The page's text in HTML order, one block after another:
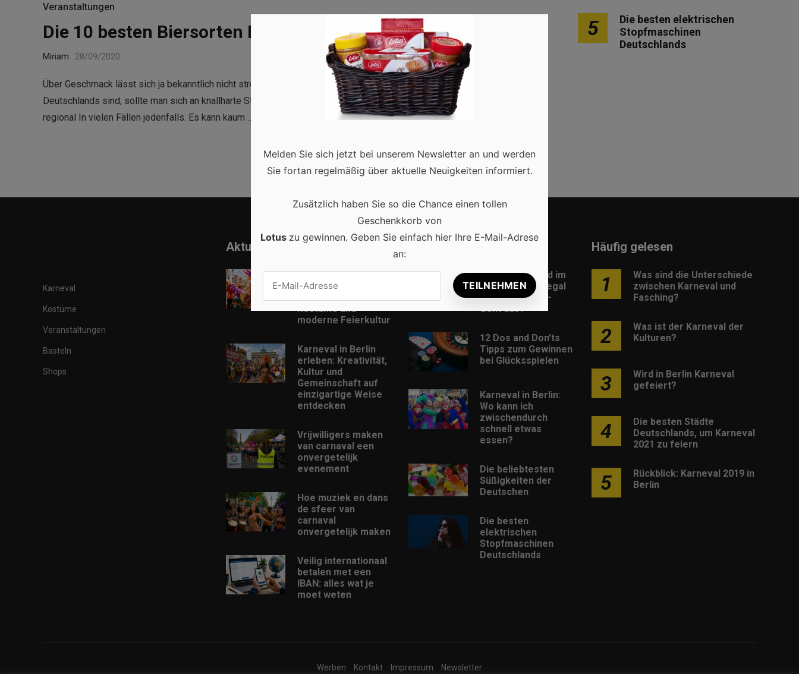
Veranstaltungen
Die 10 besten Biersorten Deutschlands 0
Miriam 28/09/2020
Über Geschmack lässt sich ja bekanntlich nicht streiten. Wenn man also wissen will, welches die besten Biersorten
Deutschlands sind, sollte man sich an knallharte Statistiken und repräsentative Umfragen halten. Deutschland trinkt
regional In vielen Fällen jedenfalls. Es kann kaum …
5
Die besten elektrischen
Stopfmaschinen
Deutschlands
Karneval
Kostüme
Veranstaltungen
Basteln
Shops
Aktuell
Karneval in
Deutschland:
Kostüme und
moderne Feierkultur
Karneval in Berlin
erleben: Kreativität,
Kultur und
Gemeinschaft auf
einzigartige Weise
entdecken
Vrijwilligers maken
van carnaval een
onvergetelijk
evenement
Hoe muziek en dans
de sfeer van
carnaval
onvergetelijk maken
Veilig internationaal
betalen met een
IBAN: alles wat je
moet weten
Musik Download im
MP3-Format: Legal
und kostenlos –
Geht das?
12 Dos and Don’ts
Tipps zum Gewinnen
bei Glücksspielen
Karneval in Berlin:
Wo kann ich
zwischendurch
schnell etwas
essen?
Die beliebtesten
Süßigkeiten der
Deutschen
Die besten
elektrischen
Stopfmaschinen
Deutschlands
Häufig gelesen
1
Was sind die Unterschiede
zwischen Karneval und
Fasching?
2
Was ist der Karneval der
Kulturen?
3
Wird in Berlin Karneval
gefeiert?
4
Die besten Städte
Deutschlands, um Karneval
2021 zu feiern
5
Rückblick: Karneval 2019 in
Berlin
Werben Kontakt Impressum Newsletter
Melden Sie sich jetzt bei unserem Newsletter an und werden
Sie fortan regelmäßig über aktuelle Neuigkeiten informiert.
Zusätzlich haben Sie so die Chance einen tollen
Geschenkkorb von
Lotus zu gewinnen. Geben Sie einfach hier Ihre E-Mail-Adrese
an: